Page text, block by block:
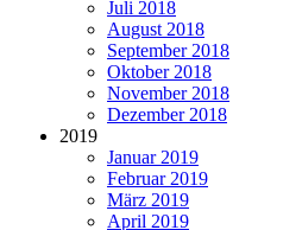
Juli 2018
August 2018
September 2018
Oktober 2018
November 2018
Dezember 2018
2019
Januar 2019
Februar 2019
März 2019
April 2019